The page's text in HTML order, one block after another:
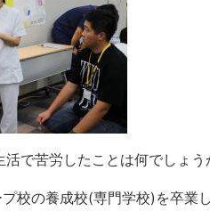
活で苦労したことは何でしょ
校の養成校(専門学校)を卒業